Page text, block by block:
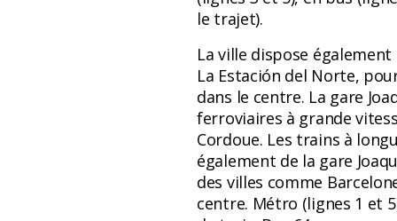
le trajet).
La ville dispose
La Estación del Norte,
dans le centre. La gare
ferroviaires à grande
Cordoue. Les trains à
également de la gare
des villes comme
centre. Métro (lignes 1 et